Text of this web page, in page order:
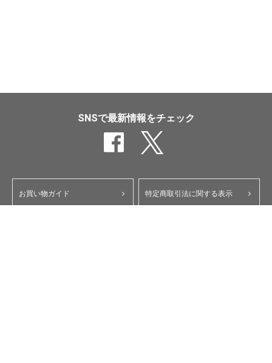
SNSで最新情報をチェック
お買い物ガイド 特定商取引法に関する表示